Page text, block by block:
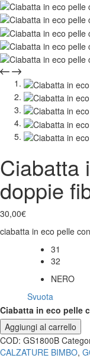
Ciabatta
doppie
30,00€
ciabatta in eco pelle
31
32
NERO
Svuota
Ciabatta in eco pelle
Aggiungi al carrello
COD: GS1800B
CALZATURE BIMBO,